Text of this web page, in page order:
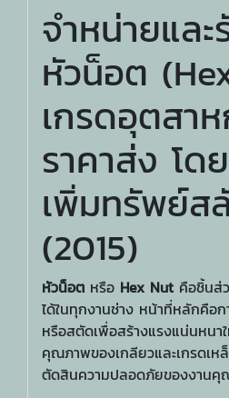
จำหน่ายแล
หัวน็อต
เกรดอุตสา
ราคาส่ง โด
เพิ่มทรัพย์
(2015)
หัวน็อต หรือ Hex Nut คือชิ้นส่
ได้ในทุกงานช่าง หน้าที่หลักคือ
หรือสตัดเพื่อสร้างแรงแน่นหนา
คุณภาพของเกลียวและเกรดเ
ตัดสินความปลอดภัยของงาน